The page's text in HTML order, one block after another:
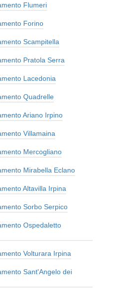
Flumeri
Forino
Scampitella
Pratola Serra
Lacedonia
Quadrelle
Ariano Irpino
Villamaina
Mercogliano
Mirabella Eclano
Altavilla Irpina
Sorbo Serpico
Ospedaletto
Volturara Irpina
Sant'Angelo dei